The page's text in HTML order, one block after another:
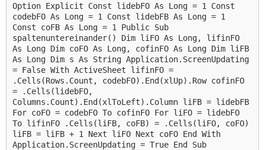
Option Explicit Const lidebFO As Long = 1 Const
codebFO As Long = 1 Const lidebFB As Long = 1
Const coFB As Long = 1 Public Sub
spaltenuntereinander() Dim liFO As Long, lifinFO
As Long Dim coFO As Long, cofinFO As Long Dim liFB
As Long Dim s As String Application.ScreenUpdating
= False With ActiveSheet lifinFO =
.Cells(Rows.Count, codebFO).End(xlUp).Row cofinFO
= .Cells(lidebFO,
Columns.Count).End(xlToLeft).Column liFB = lidebFB
For coFO = codebFO To cofinFO For liFO = lidebFO
To lifinFO .Cells(liFB, coFB) = .Cells(liFO, coFO)
liFB = liFB + 1 Next liFO Next coFO End With
Application.ScreenUpdating = True End Sub